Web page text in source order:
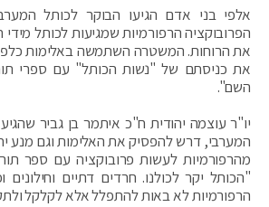
אלפי בני אדם הגיעו הבוקר לכותל
הפרובוקציה הרפורמיות שמגיעות לכותל
את הרוחות. המשטרה השתמשה באלימות כלפי
את כניסתם של "נשות הכותל" עם ספרי
השם".
יו"ר עוצמה יהודית ח"כ איתמר בן גביר
המערבי, דרש להפסיק את האלימות וגם מנע
מהרפורמיות לעשות פרובוקציה עם ספר
"הכותל יקר לכולנו. חרדים דתיים וחילונים
הרפורמיות לא באות להתפלל אלא לקלקל